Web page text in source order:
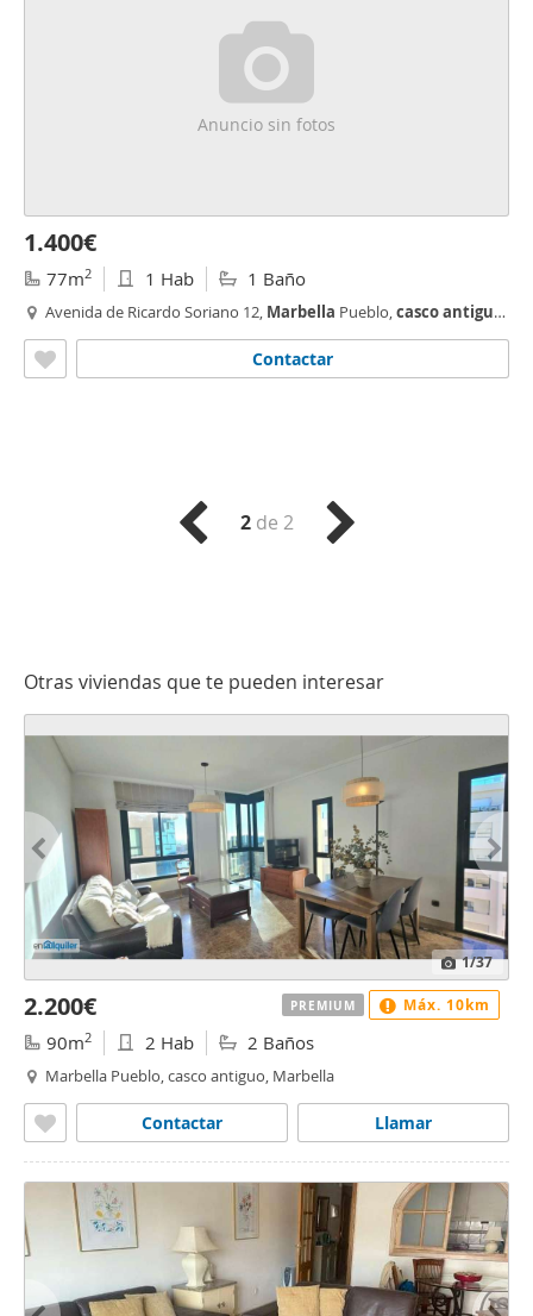
Anuncio sin fotos
1.400€
77m2 1 Hab 1 Baño
Avenida de Ricardo Soriano 12, Marbella Pueblo,cascoantiguo,
Contactar
2de 2
Otras viviendas que te pueden interesar
1/37
2.200€
90m2 2 Hab 2 Baños
Marbella Pueblo, casco antiguo, Marbella
Llamar
Contactar
PREMIUM Máx. 10km